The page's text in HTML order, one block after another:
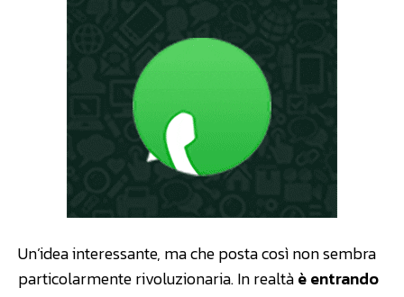
Un’idea interessante, ma che posta così non sembra
particolarmente rivoluzionaria. In realtàè entrando